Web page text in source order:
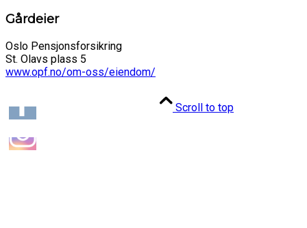
Gårdeier
Oslo Pensjonsforsikring
St. Olavs plass 5
www.opf.no/om-oss/eiendom/
Scroll to top